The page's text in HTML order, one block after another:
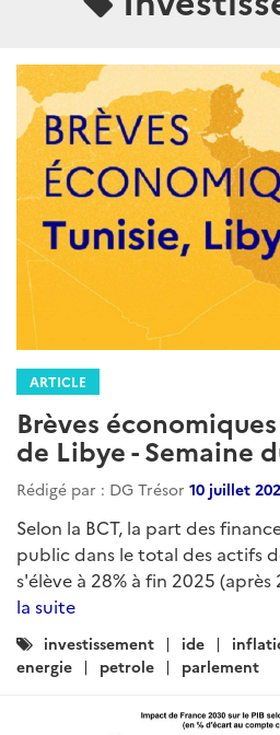
ARTICLE
Brèves
de Libye - Semaine
Rédigé par : DG Trésor 10 juillet
Selon la BCT, la part des
public dans le total des actifs
s'élève à 28% à fin 2025 (après
la suite
Catégories
:
investissement ide
energie
petrole parlement